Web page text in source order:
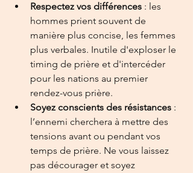
Respectez vos différences : les
hommes prient souvent de
manière plus concise, les femmes
plus verbales. Inutile d'exploser le
timing de prière et d'intercéder
pour les nations au premier
rendez-vous prière.
Soyez conscients des résistances :
l’ennemi cherchera à mettre des
tensions avant ou pendant vos
temps de prière. Ne vous laissez
pas décourager et soyez